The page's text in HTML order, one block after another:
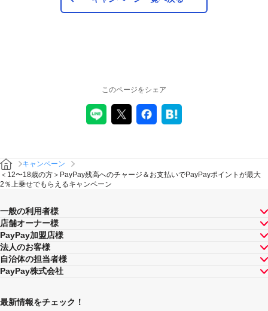
本キャンペーン、PayPay利用特典及びPayPay株式会社
が同時開催する他の総付キャンペーンの中で、付与され
てのPayPayポイントの付与率は、合計で支払額の66.5％
が上限です（仮にそれぞれ適用すると合計66.5％を超え
る場合は、本キャンペーンによる付与分が縮減されま
ンペーン期間中の毎月のPayPayポイントの付与額が合計
100ポイントを超えるときには、当該付与額の合計が100
ポイントとなるよう付与いたします（付与額の合計がキ
ません）。
対象店舗との取引の全部について取り消され、解除され
（合意解除を含みます。）、または無効となった場合
（以下「取消し等」といいます。）、取消し等の理由の
如何にかかわらず、また、対象店舗による返金の有無に
かかわらず、当該取消し等の対象となったPayPay決済に
除され（合意解除を含みます。）、または無効となった
このページをシェア
キャンペーン
＜12〜18歳の方＞PayPay残高へのチャージ＆お支払いでPayPayポイントが最大
2％上乗せでもらえるキャンペーン
一般の利用者様
店舗オーナー様
PayPay加盟店様
法人のお客様
自治体の担当者様
PayPay株式会社
最新情報をチェック！